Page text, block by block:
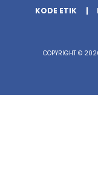
KODE ETIK
COPYRIGHT ©